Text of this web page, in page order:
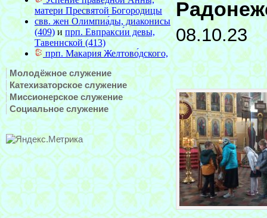
Молодёжное служение
Катехизаторское служение
Миссионерское служение
Социальное служение
08.10.23